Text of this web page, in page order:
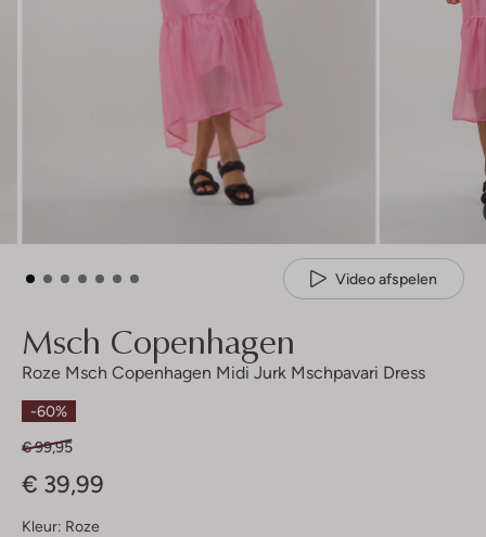
Video afspelen
Msch Copenhagen
Roze Msch Copenhagen Midi Jurk Mschpavari Dress
-60%
€ 99,95
€ 39,99
Kleur: Roze